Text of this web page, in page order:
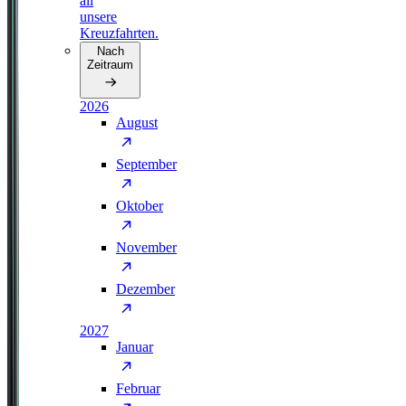
unsere
Kreuzfahrten.
Nach
Zeitraum
2026
August
September
Oktober
November
Dezember
2027
Januar
Februar